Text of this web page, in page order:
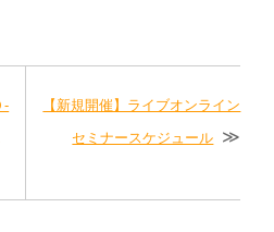
-
【新規開催】ライブオンライン
セミナースケジュール